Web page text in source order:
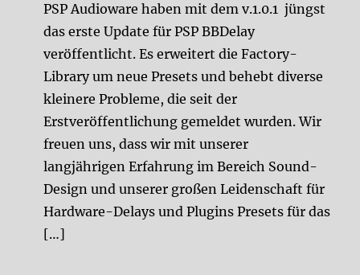
PSP Audioware haben mit dem v.1.0.1 jüngst
das erste Update für PSP BBDelay
veröffentlicht. Es erweitert die Factory-
Library um neue Presets und behebt diverse
kleinere Probleme, die seit der
Erstveröffentlichung gemeldet wurden. Wir
freuen uns, dass wir mit unserer
langjährigen Erfahrung im Bereich Sound-
Design und unserer großen Leidenschaft für
Hardware-Delays und Plugins Presets für das
[…]